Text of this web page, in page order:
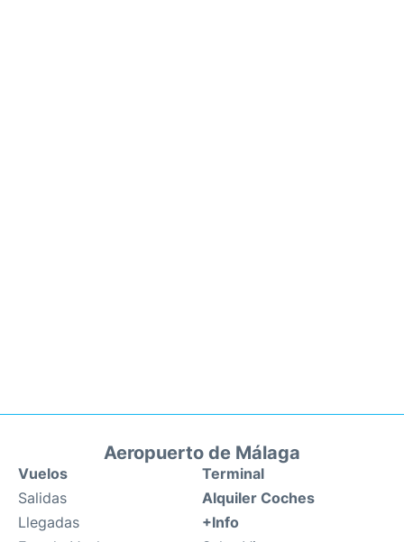
Aeropuerto de Málaga
Vuelos
Salidas
Llegadas
Terminal
Alquiler Coches
+Info